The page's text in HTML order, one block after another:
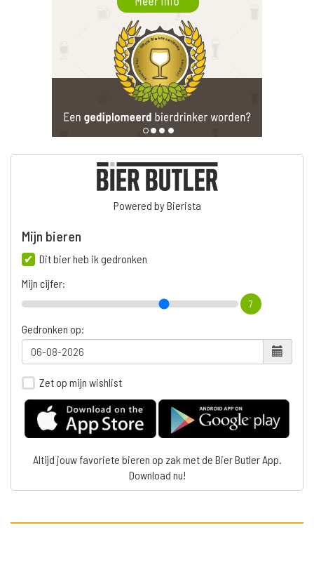
Powered by Bierista
Mijn bieren
Dit bier heb ik gedronken
Mijn cijfer:
7
Gedronken op:
Zet op mijn wishlist
Altijd jouw favoriete bieren op zak met de Bier Butler App.
Download nu!